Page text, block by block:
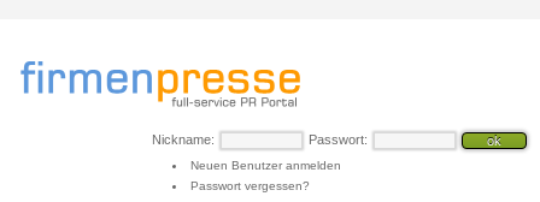
Nickname: Passwort:
Neuen Benutzer anmelden
Passwort vergessen?